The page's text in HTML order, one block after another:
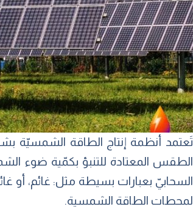
تَعتمد أنظمة إنتاج الطاقة الشمسيّة
الطقس المعتادة للتنبؤ بكمّية ضوء
السحابيّ بعبارات بسيطة مثل: غائم، أو
لمحطات الطاقة الشمسية.